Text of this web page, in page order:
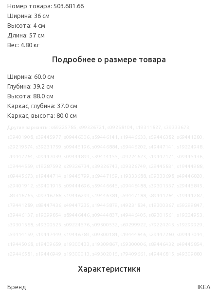
Номер товара: 503.681.66
Ширина: 36 см
Высота: 4 см
Длина: 57 см
Вес: 4.80 кг
Подробнее о размере товара
Ширина: 60.0 см
Глубина: 39.2 см
Высота: 88.0 см
Каркас, глубина: 37.0 см
Каркас, высота: 80.0 см
Характеристики
Бренд IKEA